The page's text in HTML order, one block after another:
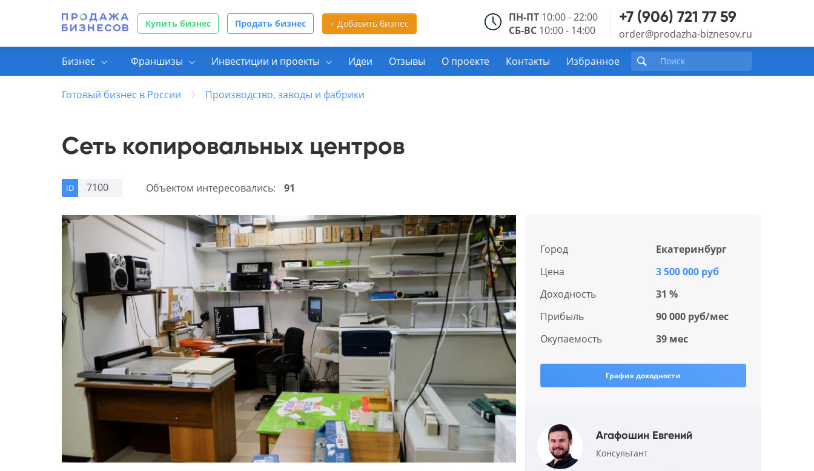
Купить бизнес Продать бизнес + Добавить бизнес ПН-ПТ 10:00 - 22:00
СБ-ВС 10:00 - 14:00
+7 (906) 721 77 59
order@prodazha-biznesov.ru
Бизнес Франшизы Инвестиции и проекты Идеи Отзывы О проекте Контакты Избранное
Готовый бизнес в России Производство, заводы и фабрики
Сеть копировальных центров
ID 7100 Объектом интересовались: 91
Город
Екатеринбург
Цена
3 500 000 руб
Доходность
31 %
Прибыль
90 000 руб/мес
Окупаемость
39 мес
График доходности
Агафошин Евгений
Консультант